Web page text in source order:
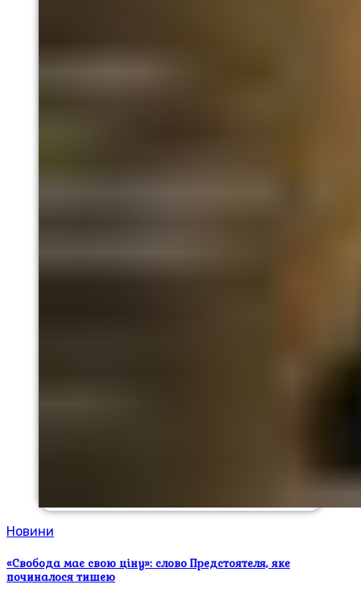
Новини
«Свобода має свою ціну»: слово Предстоятеля, яке
починалося тишею